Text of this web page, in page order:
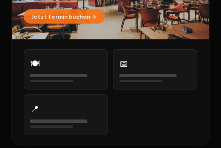
Jetzt Termin buchen →
🍽️ 📅
📍